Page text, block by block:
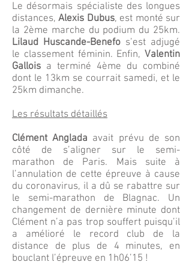
Le désormais spécialiste des longues
distances, Alexis Dubus, est monté sur
la 2ème marche du podium du 25km.
Lilaud Huscande-Benefo s’est adjugé
le classement féminin. Enfin, Valentin
Gallois a terminé 4ème du combiné
dont le 13km se courrait samedi, et le
25km dimanche.
Les résultats détaillés
Clément Anglada avait prévu de son
côté de s’aligner sur le semi-
marathon de Paris. Mais suite à
l’annulation de cette épreuve à cause
du coronavirus, il a dû se rabattre sur
le semi-marathon de Blagnac. Un
changement de dernière minute dont
Clément n’a pas trop souffert puisqu’il
a amélioré le record club de la
distance de plus de 4 minutes, en
bouclant l’épreuve en 1h06’15 !